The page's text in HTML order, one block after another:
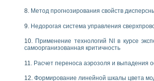
Метод прогнозирования свойств
Недорогая система управления
Применение технологий NI в курсе
самоорганизованная критичность
Расчет переноса аэрозоля и выпадения
Формирование линейной шкалы цвета